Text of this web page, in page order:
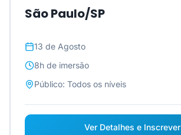
São Paulo/SP
13 de Agosto
8h de imersão
Público: Todos os níveis
Ver Detalhes e Inscrever